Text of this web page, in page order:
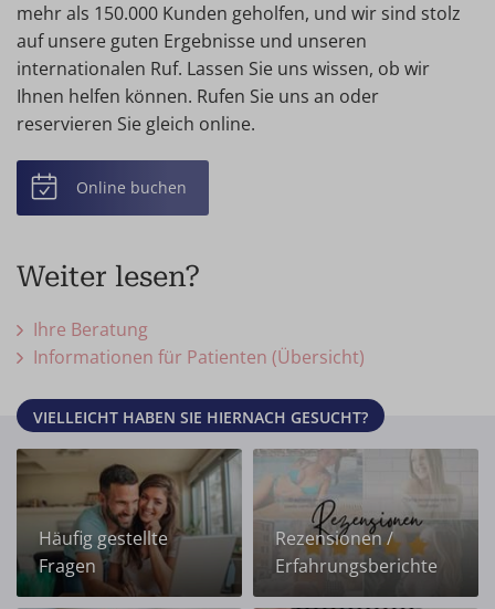
mehr als 150.000 Kunden geholfen, und wir sind stolz
auf unsere guten Ergebnisse und unseren
internationalen Ruf. Lassen Sie uns wissen, ob wir
Ihnen helfen können. Rufen Sie uns an oder
reservieren Sie gleich online.
Online buchen
Weiter lesen?
Ihre Beratung
Informationen für Patienten (Übersicht)
VIELLEICHT HABEN SIE HIERNACH GESUCHT?
Häufig gestellte
Fragen
Rezensionen /
Erfahrungsberichte